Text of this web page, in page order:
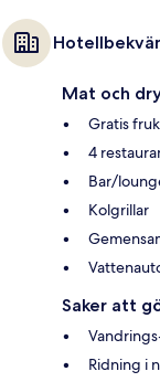
Mat och
Gratis
4
Bar/
Kolgrillar
Saker att
Ridning i